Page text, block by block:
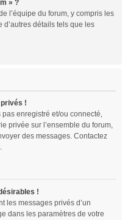
» ?
l’équipe du forum, y compris les
détails tels que les
!
pas enregistré et/ou connecté,
privée sur l’ensemble du forum,
des messages. Contactez
!
les messages privés d’un
dans les paramètres de votre